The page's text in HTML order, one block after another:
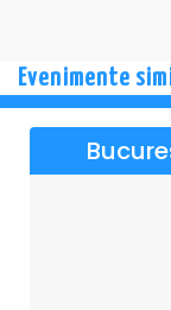
Un spectacol
care promite o
Evenimente